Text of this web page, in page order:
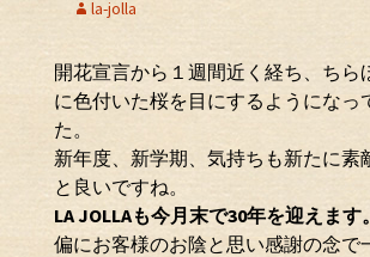
la-jolla
開花宣言から１週間近く経ち、ちら
に色付いた桜を目にするようになっ
た。
新年度、新学期、気持ちも新たに素
と良いですね。
LA JOLLAも今月末で30年を迎えます。
偏にお客様のお陰と思い感謝の念で